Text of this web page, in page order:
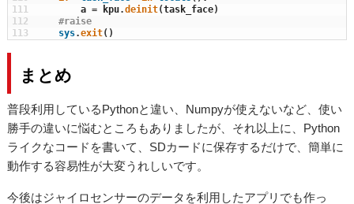
111
112
113
a = kpu.deinit(task_face)
#raise
sys.exit( )
まとめ
普段利用しているPythonと違い、Numpyが使えないなど、使い
勝手の違いに悩むところもありましたが、それ以上に、Python
ライクなコードを書いて、SDカードに保存するだけで、簡単に
動作する容易性が大変うれしいです。
今後はジャイロセンサーのデータを利用したアプリでも作っ